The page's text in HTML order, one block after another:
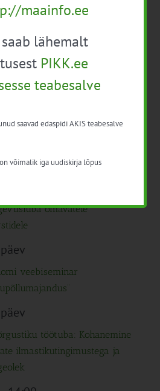
TINGIMUSLIKKUSE NÕUDED-
TOETUSE SAAMISE
VASTAVUS
” FIE varade üleandmine”
omavatele
veebiseminar
töötuba: Kohanemine
ilmastikutingimustega ja
maainfo.ee
lähemalt
PIKK.ee
teabesalve
saavad edaspidi AKIS teabesalve
võimalik iga uudiskirja lõpus